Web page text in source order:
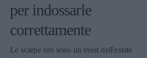
per indossarle
correttamente
Le scarpe oro sono un must dell'estate